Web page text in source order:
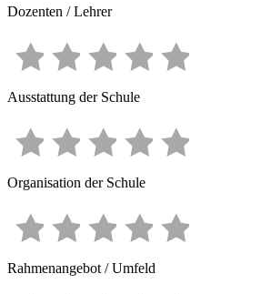
Dozenten / Lehrer
Ausstattung der Schule
Organisation der Schule
Rahmenangebot / Umfeld